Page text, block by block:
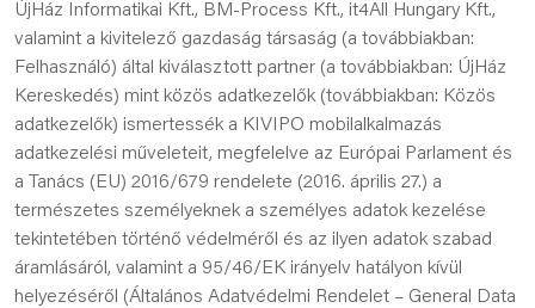
ÚjHáz Informatikai Kft., BM-Process Kft., it4All Hungary Kft.,
valamint a kivitelező gazdaság társaság (a továbbiakban:
Felhasználó) által kiválasztott partner (a továbbiakban: ÚjHáz
Kereskedés) mint közös adatkezelők (továbbiakban: Közös
adatkezelők) ismertessék a KIVIPO mobilalkalmazás
adatkezelési műveleteit, megfelelve az Európai Parlament és
a Tanács (EU) 2016/679 rendelete (2016. április 27.) a
természetes személyeknek a személyes adatok kezelése
tekintetében történő védelméről és az ilyen adatok szabad
áramlásáról, valamint a 95/46/EK irányelv hatályon kívül
helyezéséről (Általános Adatvédelmi Rendelet – General Data